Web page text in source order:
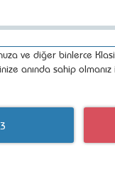
ve diğer binlerce
anında sahip